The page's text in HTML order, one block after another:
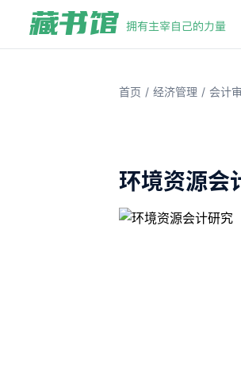
首页 / 经济管理 / 会计
环境资源会